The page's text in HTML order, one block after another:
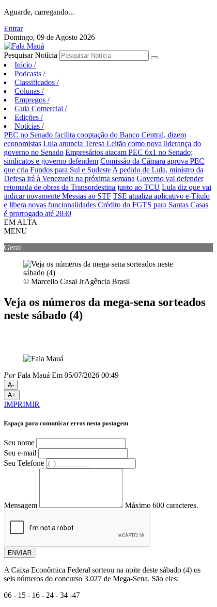
Aguarde, carregando...
Entrar
Domingo, 09 de Agosto 2026
Pesquisar Notícia
Início /
Podcasts /
Classificados /
Colunas /
Empregos /
Guia Comercial /
Edições /
Notícias /
PEC no Senado facilita cooptação do Banco Central, dizem
economistas Lula anuncia Teresa Leitão como nova liderança do
governo no Senado Empresários atacam PEC 6x1 no Senado;
sindicatos e governo defendem Comissão da Câmara aprova PEC
que cria Fundos para Sul e Sudeste A pedido de Lula, ministro da
Defesa irá à Venezuela na próxima semana Governo vai defender
retomada de obras da Transordestina junto ao TCU Lula diz que vai
indicar novamente Messias ao STF TSE atualiza aplicativo e-Título
e libera novas funcionalidades Crédito do FGTS para Santas Casas
é prorrogado até 2030
EM ALTA
MENU
Geral
© Marcello Casal JrAgência Brasil
Veja os números da mega-sena sorteados
neste sábado (4)
PorFala Mauá Em 05/07/2026 00:49
A-
A+
IMPRIMIR
Espaço para comunicar erros nesta postagem
Seu nome
Seu e-mail
Seu Telefone
Mensagem Máximo 600 caracteres.
ENVIAR
A Caixa Econômica Federal sorteou na noite deste sábado (4) os
seis números do concurso 3.027 de Mega-Sena. São eles:
06 - 15 - 16 - 24 - 34 -47